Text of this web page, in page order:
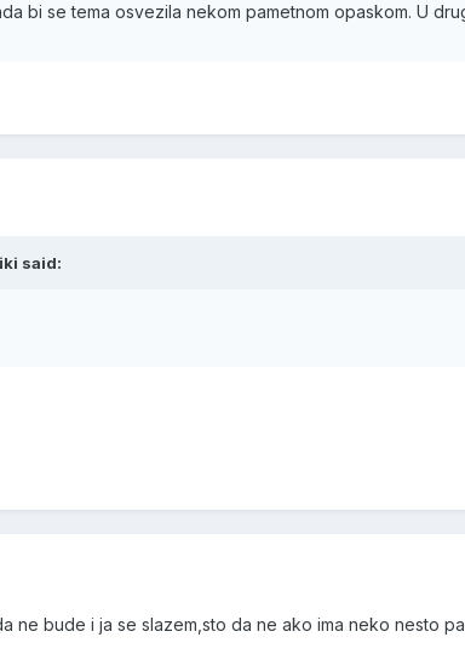
bi se tema osvezila nekom pametnom opaskom. U
said:
ne bude i ja se slazem,sto da ne ako ima neko nesto